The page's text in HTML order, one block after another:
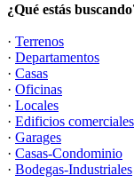
¿Qué estás
· Terrenos
· Departamentos
· Casas
· Oficinas
· Locales
· Edificios comerciales
· Garages
· Casas-Condominio
· Bodegas-Industriales